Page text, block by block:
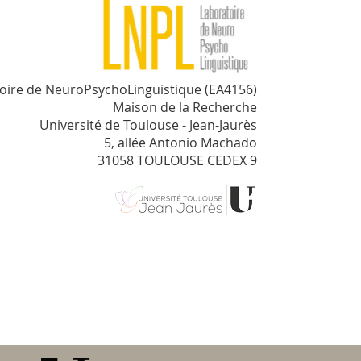
de NeuroPsychoLinguistique (EA4156)
Maison de la Recherche
Université de Toulouse - Jean-Jaurès
5, allée Antonio Machado
31058 TOULOUSE CEDEX 9